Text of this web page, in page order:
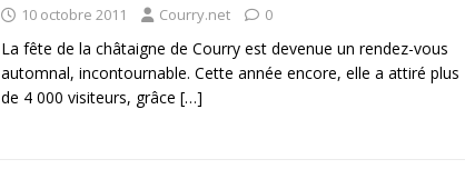
10 octobre 2011 Courry.net 0
La fête de la châtaigne de Courry est devenue un rendez-vous
automnal, incontournable. Cette année encore, elle a attiré plus
de 4 000 visiteurs, grâce […]